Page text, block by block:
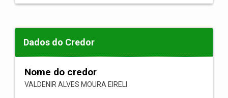
Dados do Credor
Nome do credor
VALDENIR ALVES MOURA EIRELI